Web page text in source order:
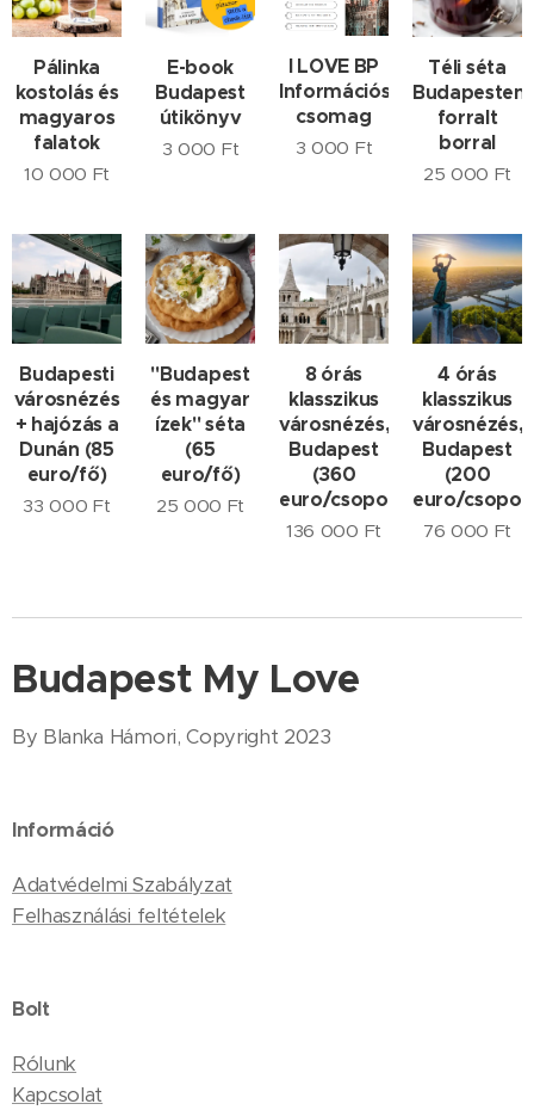
Pálinka
kostolás és
magyaros
falatok
10 000 Ft
E-book
Budapest
útikönyv
3 000 Ft
I LOVE BP
Információs
csomag
3 000 Ft
Téli séta
Budapesten
forralt
borral
25 000 Ft
Budapesti
városnézés
+ hajózás a
Dunán (85
euro/fő)
33 000 Ft
"Budapest
és magyar
ízek" séta
(65
euro/fő)
25 000 Ft
8 órás
klasszikus
városnézés,
Budapest
(360
euro/csoport)
136 000 Ft
4 órás
klasszikus
városnézés,
Budapest
(200
euro/
76 000 Ft
Budapest My Love
By Blanka Hámori, Copyright 2023
Információ
Adatvédelmi Szabályzat
Felhasználási feltételek
Bolt
Rólunk
Kapcsolat